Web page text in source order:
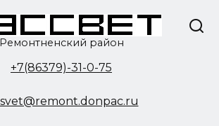
Ремонтненский район
+7(86379)-31-0-75